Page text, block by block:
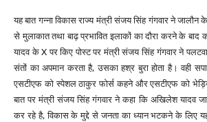
यह बात गन्ना विकास राज्य मंत्री संजय सिंह गंगवार ने जालौन
से मुलाकात तथा बाढ़ प्रभावित इलाकों का दौरा करने के
यादव के X पर किए पोस्ट पर मंत्री संजय सिंह गंगवार ने
संतों का अपमान करता है, उसका हश्र बुरा होता है। वही सपा
एसटीएफ को स्पेशल ठाकुर फोर्स कहने और एसटीएफ को
बात पर मंत्री संजय सिंह गंगवार ने कहा कि अखिलेश यादव
कर रहे है, विकास के मुद्दे से जनता का ध्यान भटकने के लिए